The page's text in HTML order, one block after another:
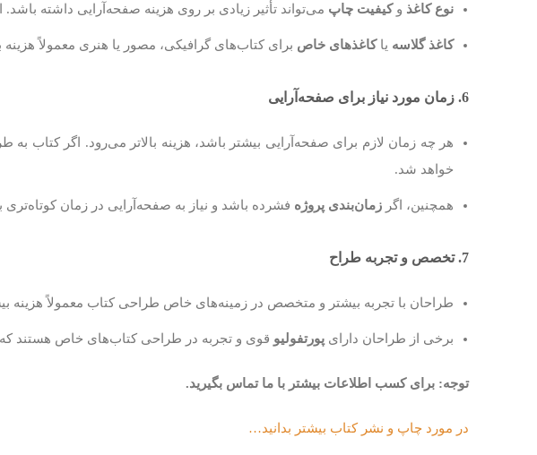
نوع کاغذ وکیفیت چاپ می‌تواند تأثیر زیادی بر روی هزینه صفحه‌آرایی داشته
کاغذ گلاسه یاکاغذهای خاص برای کتاب‌های گرافیکی، مصور یا هنری معمولاً هزینه
6. زمان مورد نیاز برای صفحه‌آرایی
هر چه زمان لازم برای صفحه‌آرایی بیشتر باشد، هزینه بالاتر می‌رود. اگر کتاب
خواهد شد.
همچنین، اگر زمان‌بندی پروژه فشرده باشد و نیاز به صفحه‌آرایی در زمان کوتاه‌تری
7. تخصص و تجربه طراح
طراحان با تجربه بیشتر و متخصص در زمینه‌های خاص طراحی کتاب معمولاً هزینه
برخی از طراحان دارای پورتفولیو قوی و تجربه در طراحی کتاب‌های خاص هستند
توجه: برای کسب اطلاعات بیشتر با ما تماس بگیرید.
در مورد چاپ و نشر کتاب بیشتر بدانید…